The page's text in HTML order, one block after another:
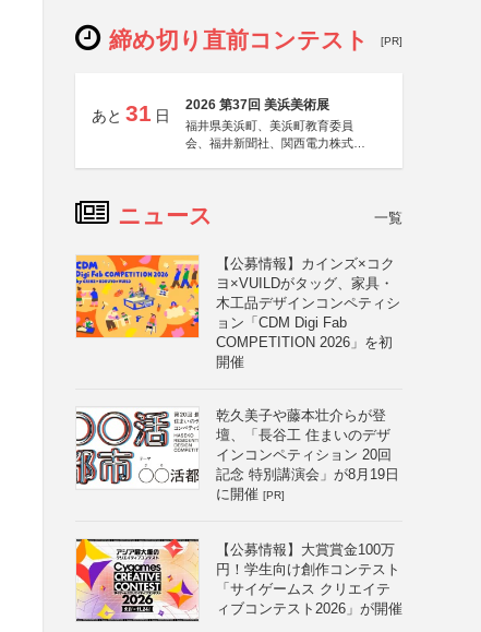
締め切り直前コンテスト [PR]
あと 31 日
2026 第37回 美浜美術展
福井県美浜町、美浜町教育委員
会、福井新聞社、関西電力株式会
ニュース 一覧
【公募情報】カインズ×コク
ヨ×VUILDがタッグ、家具・
木工品デザインコンペティシ
ョン「CDM Digi Fab
COMPETITION 2026」を初
開催
乾久美子や藤本壮介らが登
壇、「長谷工 住まいのデザ
インコンペティション 20回
記念 特別講演会」が8月19日
に開催 [PR]
【公募情報】大賞賞金100万
円！学生向け創作コンテスト
「サイゲームス クリエイテ
ィブコンテスト2026」が開催